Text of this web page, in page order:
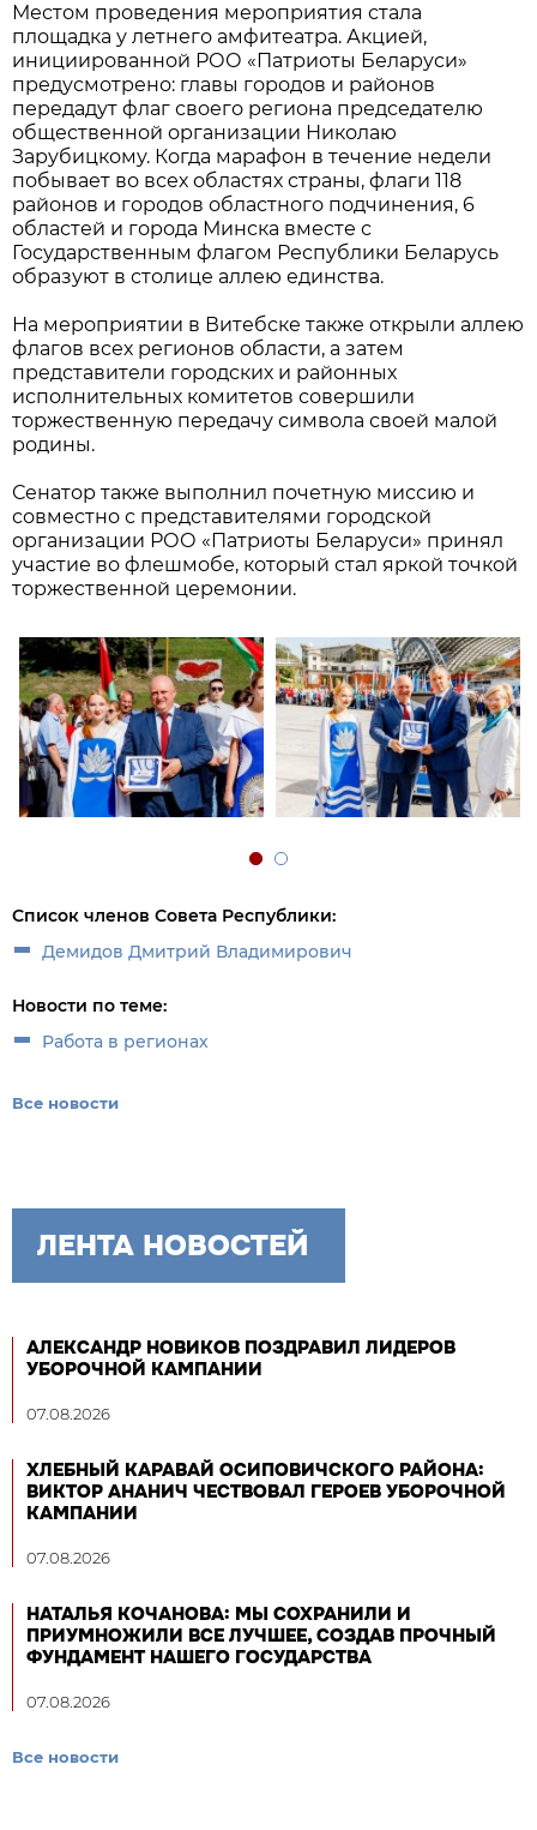
Местом проведения мероприятия стала
площадка у летнего амфитеатра. Акцией,
инициированной РОО «Патриоты Беларуси»
предусмотрено: главы городов и районов
передадут флаг своего региона председателю
общественной организации Николаю
Зарубицкому. Когда марафон в течение недели
побывает во всех областях страны, флаги 118
районов и городов областного подчинения, 6
областей и города Минска вместе с
Государственным флагом Республики Беларусь
образуют в столице аллею единства.
На мероприятии в Витебске также открыли аллею
флагов всех регионов области, а затем
представители городских и районных
исполнительных комитетов совершили
торжественную передачу символа своей малой
родины.
Сенатор также выполнил почетную миссию и
совместно с представителями городской
организации РОО «Патриоты Беларуси» принял
участие во флешмобе, который стал яркой точкой
торжественной церемонии.
Список членов Совета Республики:
Демидов Дмитрий Владимирович
Новости по теме:
Работа в регионах
Все новости
ЛЕНТА НОВОСТЕЙ
АЛЕКСАНДР НОВИКОВ ПОЗДРАВИЛ ЛИДЕРОВ
УБОРОЧНОЙ КАМПАНИИ
07.08.2026
ХЛЕБНЫЙ КАРАВАЙ ОСИПОВИЧСКОГО РАЙОНА:
ВИКТОР АНАНИЧ ЧЕСТВОВАЛ ГЕРОЕВ УБОРОЧНОЙ
КАМПАНИИ
07.08.2026
НАТАЛЬЯ КОЧАНОВА: МЫ СОХРАНИЛИ И
ПРИУМНОЖИЛИ ВСЕ ЛУЧШЕЕ, СОЗДАВ ПРОЧНЫЙ
ФУНДАМЕНТ НАШЕГО ГОСУДАРСТВА
07.08.2026
Все новости